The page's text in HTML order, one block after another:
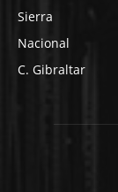
Sierra
Nacional
C. Gibraltar